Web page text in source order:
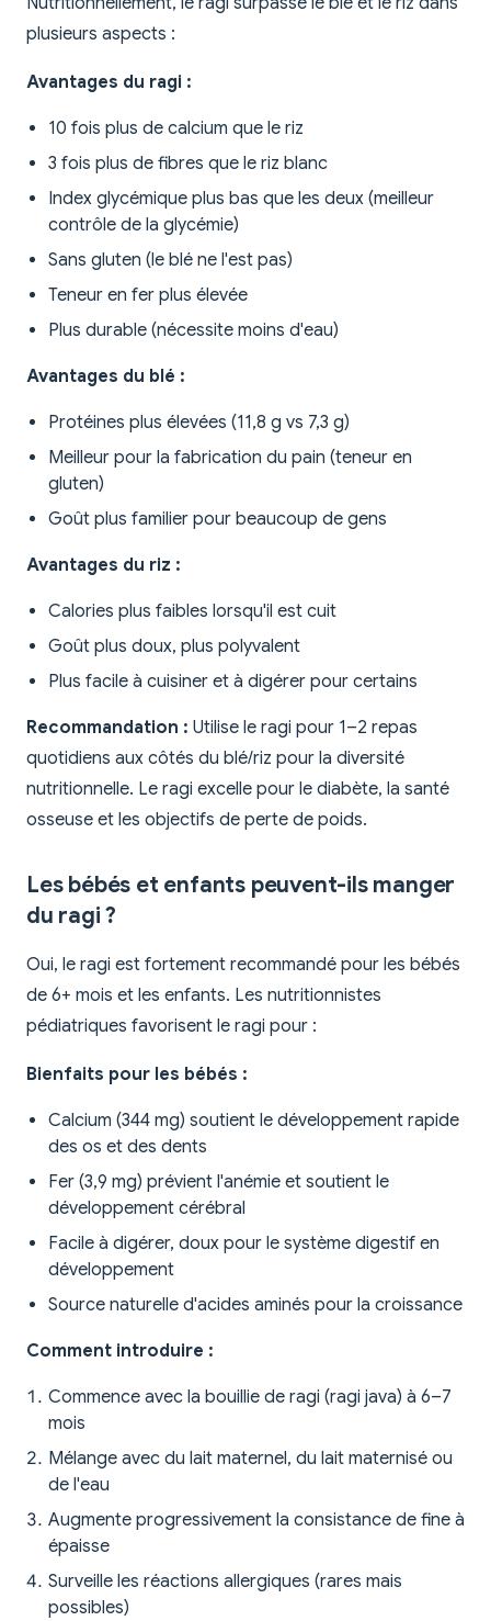
plusieurs aspects :
Avantages du ragi :
10 fois plus de calcium que le riz
3 fois plus de fibres que le riz blanc
Index glycémique plus bas que les deux (meilleur
contrôle de la glycémie)
Sans gluten (le blé ne l'est pas)
Teneur en fer plus élevée
Plus durable (nécessite moins d'eau)
Avantages du blé :
Protéines plus élevées (11,8 g vs 7,3 g)
Meilleur pour la fabrication du pain (teneur en
gluten)
Goût plus familier pour beaucoup de gens
Avantages du riz :
Calories plus faibles lorsqu'il est cuit
Goût plus doux, plus polyvalent
Plus facile à cuisiner et à digérer pour certains
Recommandation : Utilise le ragi pour 1–2 repas
quotidiens aux côtés du blé/riz pour la diversité
nutritionnelle. Le ragi excelle pour le diabète, la santé
osseuse et les objectifs de perte de poids.
Les bébés et enfants peuvent-ils manger
du ragi ?
Oui, le ragi est fortement recommandé pour les bébés
de 6+ mois et les enfants. Les nutritionnistes
pédiatriques favorisent le ragi pour :
Bienfaits pour les bébés :
Calcium (344 mg) soutient le développement rapide
des os et des dents
Fer (3,9 mg) prévient l'anémie et soutient le
développement cérébral
Facile à digérer, doux pour le système digestif en
développement
Source naturelle d'acides aminés pour la croissance
Comment introduire :
Commence avec la bouillie de ragi (ragi java) à 6–7
mois
Mélange avec du lait maternel, du lait maternisé ou
de l'eau
Augmente progressivement la consistance de fine à
épaisse
Surveille les réactions allergiques (rares mais
possibles)